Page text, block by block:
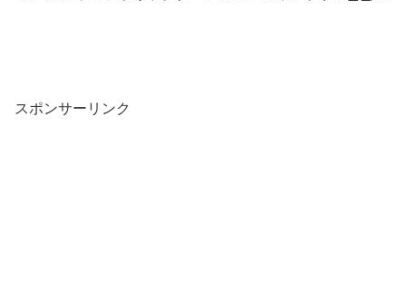
スポンサーリンク